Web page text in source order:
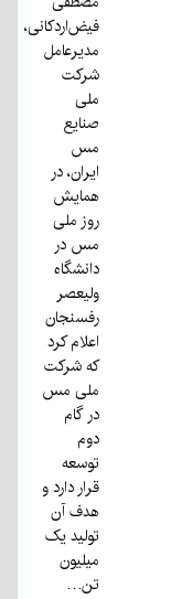
فیض‌اردکانی،
مدیرعامل
شرکت
ملی
صنایع
مس
ایران، در
همایش
روز ملی
مس در
دانشگاه
ولیعصر
رفسنجان
اعلام کرد
که شرکت
ملی مس
در گام
دوم
توسعه
قرار دارد و
هدف آن
تولید یک
میلیون
تن…